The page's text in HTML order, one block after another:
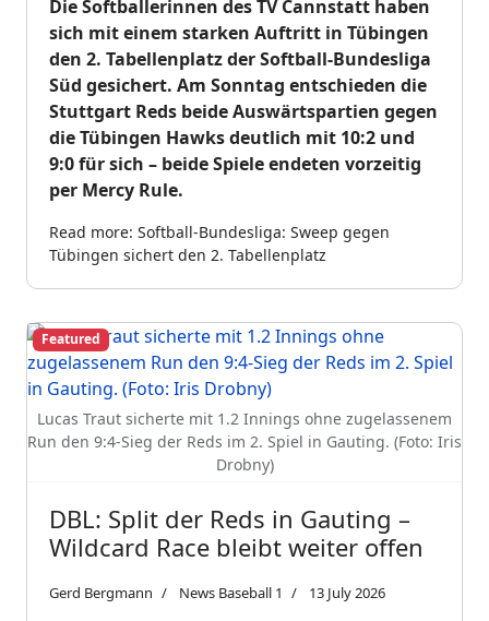
Die Softballerinnen des TV Cannstatt haben
sich mit einem starken Auftritt in Tübingen
den 2. Tabellenplatz der Softball-Bundesliga
Süd gesichert. Am Sonntag entschieden die
Stuttgart Reds beide Auswärtspartien gegen
die Tübingen Hawks deutlich mit 10:2 und
9:0 für sich – beide Spiele endeten vorzeitig
per Mercy Rule.
Read more: Softball-Bundesliga: Sweep gegen
Tübingen sichert den 2. Tabellenplatz
Lucas Traut sicherte mit 1.2 Innings ohne zugelassenem
Run den 9:4-Sieg der Reds im 2. Spiel in Gauting. (Foto: Iris
Drobny)
Featured
DBL: Split der Reds in Gauting –
Wildcard Race bleibt weiter offen
Gerd Bergmann News Baseball 1 13 July 2026